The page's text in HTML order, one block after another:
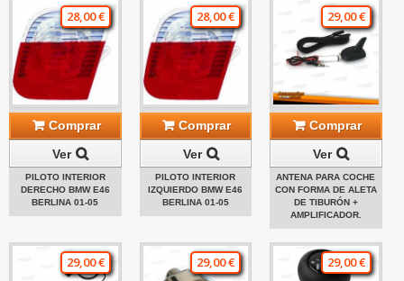
28,00 €
Comprar
Ver
PILOTO INTERIOR
DERECHO BMW E46
BERLINA 01-05
28,00 €
Comprar
Ver
PILOTO INTERIOR
IZQUIERDO BMW E46
BERLINA 01-05
29,00 €
Comprar
Ver
ANTENA PARA COCHE
CON FORMA DE ALETA
DE TIBURÓN +
AMPLIFICADOR.
29,00 € 29,00 € 29,00 €